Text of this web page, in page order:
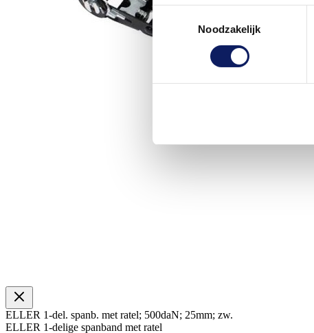
Toestemmingsselectie
Noodzakelijk
ELLER 1-del. spanb. met ratel; 500daN; 25mm; zw.
ELLER 1-delige spanband met ratel